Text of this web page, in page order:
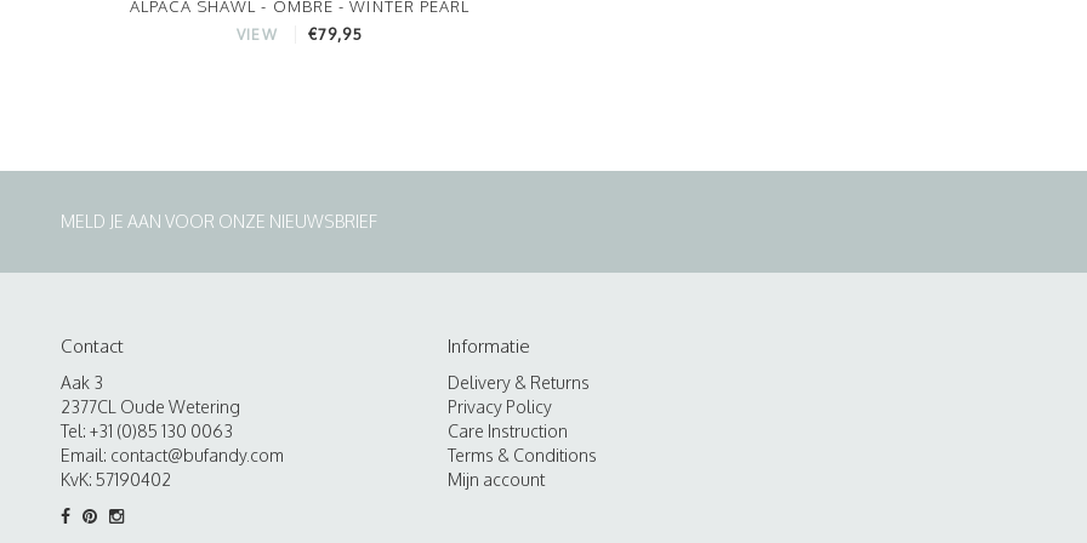
ALPACA SHAWL - OMBRE - WINTER PEARL
VIEW €79,95
MELD JE AAN VOOR ONZE NIEUWSBRIEF
Contact
Aak 3
2377CL Oude Wetering
Tel: +31 (0)85 130 0063
Email: contact@bufandy.com
KvK: 57190402
Informatie
Delivery & Returns
Privacy Policy
Care Instruction
Terms & Conditions
Mijn account